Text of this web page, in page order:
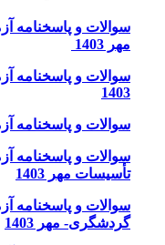
سوالات و پاسخنامه
مهر 1403
سوالات و پاسخنامه
1403
سوالات و پاسخنامه
سوالات و پاسخنامه
تأسیسات مهر 1403
سوالات و پاسخنامه
گردشگری- مهر 1403